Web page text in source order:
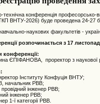
конференція професорсько-
ВНТУ-2026) буде проведена 24-27
наукових факультетів -
розпочинається з 17
конференції:
ЄПІФАНОВА, проректор з наукової
Інституту Конфуція ВНТУ;
начальник РВВ;
інженер РВВ;
інженер РВВ;
1-ї категорії РВВ.